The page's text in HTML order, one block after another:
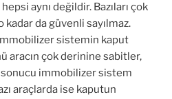
aynı değildir. Bazıları çok
kadar da güvenli sayılmaz.
sistemin kaput
aracın çok derinine sabitler,
immobilizer sistem
araçlarda ise kaputun